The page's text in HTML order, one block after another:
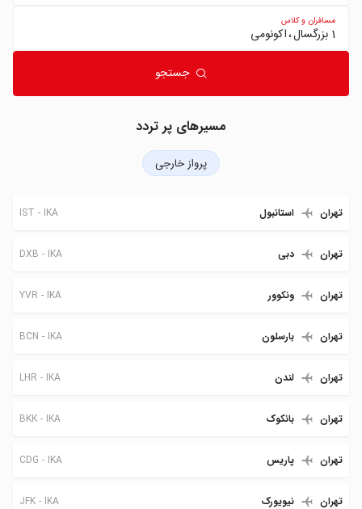
مسافران و کلاس
1 بزرگسال
اکونومی
جستجو
مسیرهای پر تردد
پرواز خارجی
تهران استانبول IKA
IST
تهران دبی IKA
DXB
تهران ونکوور IKA
YVR
تهران بارسلون IKA
BCN
تهران لندن IKA
LHR
تهران بانکوک IKA
BKK
تهران پاریس IKA
CDG
تهران نیویورک IKA
JFK